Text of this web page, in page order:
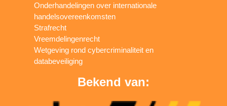
Onderhandelingen over internationale
handelsovereenkomsten
Strafrecht
Vreemdelingenrecht
Wetgeving rond cybercriminaliteit en
databeveiliging
Bekend van: